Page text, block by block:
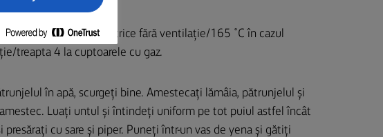
cazul cuptoarelor electrice fără ventilație/165 ˚C în cazul
treapta 4 la cuptoarele cu gaz.
în apă, scurgeți bine. Amestecați lămâia, pătrunjelul și
Luați untul și întindeți uniform pe tot puiul astfel încât
cu sare și piper. Puneți într-un vas de yena și gătiți